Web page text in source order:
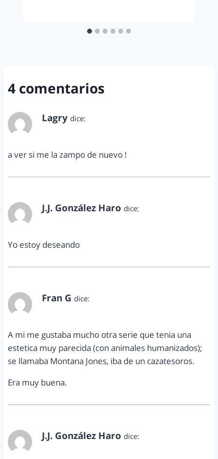
4 comentarios
Lagry dice:
a ver si me la zampo de nuevo !
J.J. González Haro dice:
Yo estoy deseando
Fran G dice:
A mi me gustaba mucho otra serie que tenia una
estetica muy parecida (con animales humanizados);
se llamaba Montana Jones, iba de un cazatesoros.
Era muy buena.
J.J. González Haro dice: